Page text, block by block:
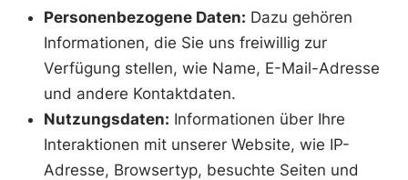
Personenbezogene Daten: Dazu gehören
Informationen, die Sie uns freiwillig zur
Verfügung stellen, wie Name, E-Mail-Adresse
und andere Kontaktdaten.
Nutzungsdaten: Informationen über Ihre
Interaktionen mit unserer Website, wie IP-
Adresse, Browsertyp, besuchte Seiten und